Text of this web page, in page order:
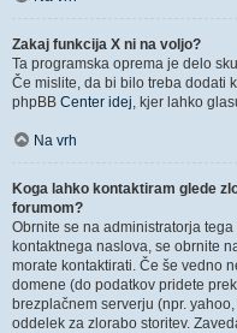
Zakaj funkcija X ni na voljo?
Ta programska oprema je delo
Če mislite, da bi bilo treba dodati
phpBB Center idej, kjer lahko
Na vrh
Koga lahko kontaktiram glede
forumom?
Obrnite se na administratorja
kontaktnega naslova, se obrnite
morate kontaktirati. Če še vedno
domene (do podatkov pridete
brezplačnem serverju (npr.
oddelek za zlorabo storitev.